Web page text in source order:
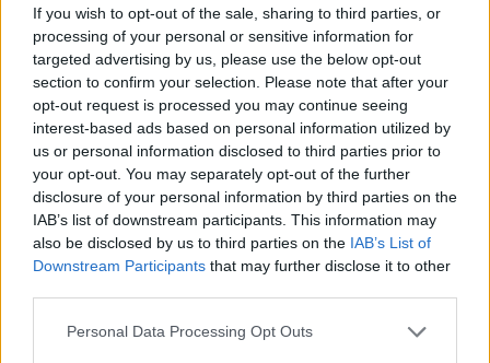
If you wish to opt-out of the sale, sharing to third parties, or
processing of your personal or sensitive information for
targeted advertising by us, please use the below opt-out
section to confirm your selection. Please note that after your
opt-out request is processed you may continue seeing
interest-based ads based on personal information utilized by
us or personal information disclosed to third parties prior to
your opt-out. You may separately opt-out of the further
disclosure of your personal information by third parties on the
IAB’s list of downstream participants. This information may
also be disclosed by us to third parties on the IAB’s List of
Downstream Participants that may further disclose it to other
Personal Data Processing Opt Outs
Link
Salva
Scarpe ·stivali·Tacchi· Tacchi a spillo·invecchiare
Leggi i commenti precedenti...